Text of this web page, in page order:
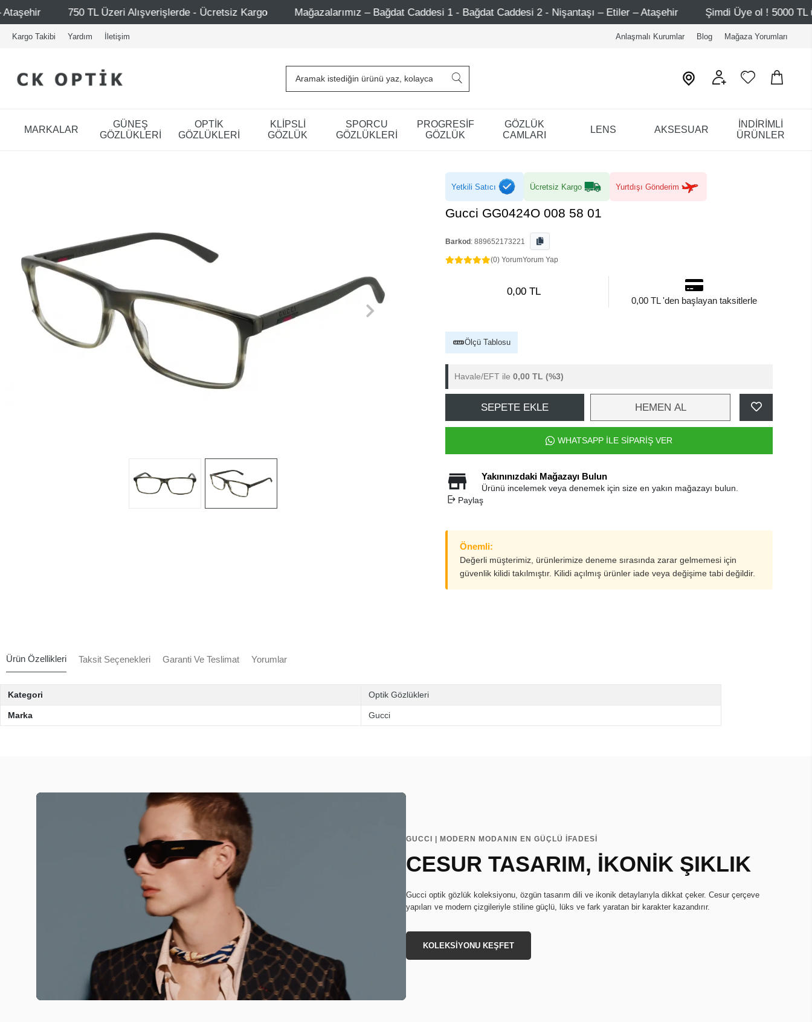
TL Üzeri Alışverişlerde - Ücretsiz Kargo Mağazalarımız – Bağdat Caddesi 1 - Bağdat Caddesi 2 - Nişantaşı – Etiler – Ataşehir Şimdi Üye ol ! 5000 TL üzeri ilk
Kargo Takibi Yardım İletişim Anlaşmalı Kurumlar Blog Mağaza Yorumları
MARKALAR
GÜNEŞ
GÖZLÜKLERİ
OPTİK
GÖZLÜKLERİ
KLİPSLİ
GÖZLÜK
SPORCU
GÖZLÜKLERİ
PROGRESİF
GÖZLÜK
GÖZLÜK
CAMLARI
LENS AKSESUAR
İNDİRİMLİ
ÜRÜNLER
Yetkili Satıcı Ücretsiz Kargo Yurtdışı Gönderim
Gucci GG0424O 008 58 01
Barkod : 889652173221
(0) YorumYorum Yap
0,00 TL
0,00 TL 'den başlayan taksitlerle
Ölçü Tablosu
Havale/EFT ile 0,00 TL (%3)
SEPETE EKLE HEMEN AL
WHATSAPP İLE SİPARİŞ VER
Yakınınızdaki Mağazayı Bulun
Ürünü incelemek veya denemek için size en yakın mağazayı bulun.
Paylaş
Önemli:
Değerli müşterimiz, ürünlerimize deneme sırasında zarar gelmemesi için
güvenlik kilidi takılmıştır. Kilidi açılmış ürünler iade veya değişime tabi değildir.
Ürün Özellikleri Taksit Seçenekleri Garanti Ve Teslimat Yorumlar
Kategori Optik Gözlükleri
Marka Gucci
GUCCI | MODERN MODANIN EN GÜÇLÜ İFADESİ
CESUR TASARIM, İKONİK ŞIKLIK
Gucci optik gözlük koleksiyonu, özgün tasarım dili ve ikonik detaylarıyla dikkat çeker. Cesur çerçeve
yapıları ve modern çizgileriyle stiline güçlü, lüks ve fark yaratan bir karakter kazandırır.
KOLEKSİYONU KEŞFET